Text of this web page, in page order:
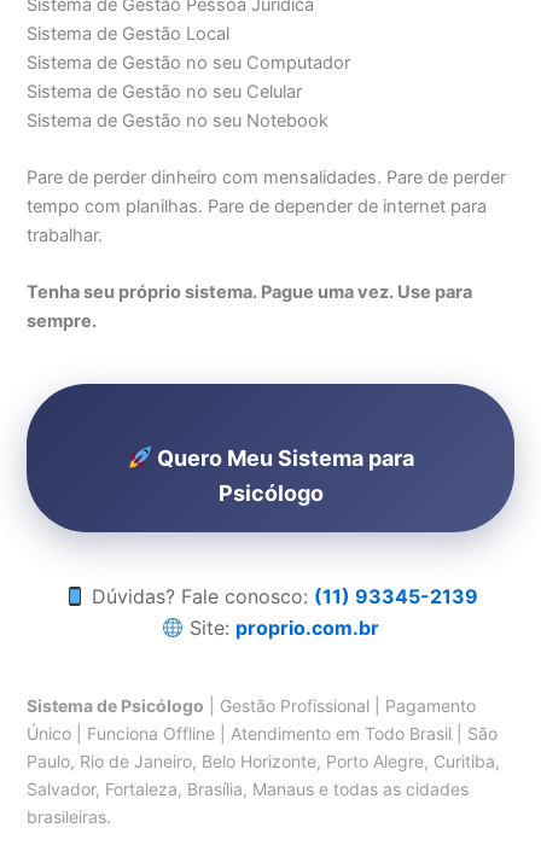
Sistema de Gestão Pessoa Jurídica
Sistema de Gestão Local
Sistema de Gestão no seu Computador
Sistema de Gestão no seu Celular
Sistema de Gestão no seu Notebook
Pare de perder dinheiro com mensalidades. Pare de perder
tempo com planilhas. Pare de depender de internet para
trabalhar.
Tenha seu próprio sistema. Pague uma vez. Use para
sempre.
Quero Meu Sistema para
Psicólogo
Dúvidas? Fale conosco: (11) 93345-2139
Site: proprio.com.br
Sistema de Psicólogo | Gestão Profissional | Pagamento
Único | Funciona Offline | Atendimento em Todo Brasil | São
Paulo, Rio de Janeiro, Belo Horizonte, Porto Alegre, Curitiba,
Salvador, Fortaleza, Brasília, Manaus e todas as cidades
brasileiras.